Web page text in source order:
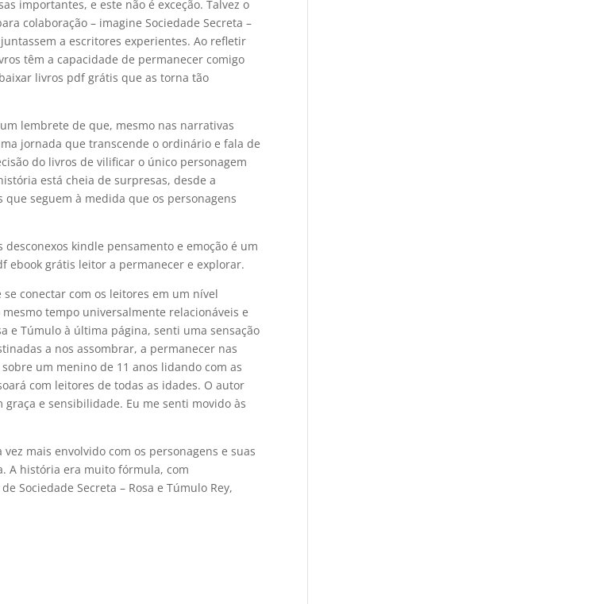
importantes, e este não é exceção. Talvez o
colaboração – imagine Sociedade Secreta –
a escritores experientes. Ao refletir
têm a capacidade de permanecer comigo
livros pdf grátis que as torna tão
lembrete de que, mesmo nas narrativas
jornada que transcende o ordinário e fala de
do livros de vilificar o único personagem
está cheia de surpresas, desde a
seguem à medida que os personagens
kindle pensamento e emoção é um
ebook grátis leitor a permanecer e explorar.
conectar com os leitores em um nível
tempo universalmente relacionáveis e
e Túmulo à última página, senti uma sensação
a nos assombrar, a permanecer nas
um menino de 11 anos lidando com as
com leitores de todas as idades. O autor
e sensibilidade. Eu me senti movido às
mais envolvido com os personagens e suas
A história era muito fórmula, com
Sociedade Secreta – Rosa e Túmulo Rey,